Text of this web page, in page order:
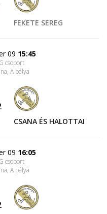
FEKETE SEREG
09 15:45
csoport
, A pálya
CSANA ÉS HALOTTAI
09 16:05
csoport
, A pálya